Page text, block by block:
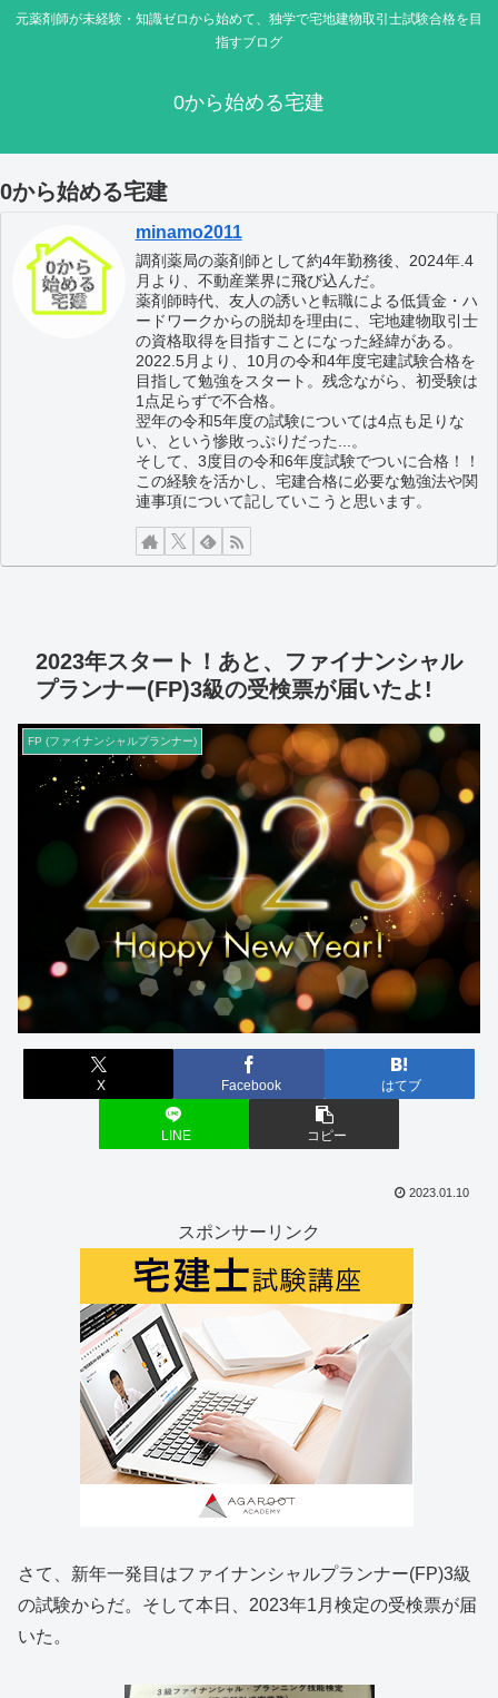
元薬剤師が未経験・知識ゼロから始めて、独学で宅地建物取引士試験合格を目
指すブログ
0から始める宅建
0から始める宅建
minamo2011
調剤薬局の薬剤師として約4年勤務後、2024年.4
月より、不動産業界に飛び込んだ。
薬剤師時代、友人の誘いと転職による低賃金・ハ
ードワークからの脱却を理由に、宅地建物取引士
の資格取得を目指すことになった経緯がある。
2022.5月より、10月の令和4年度宅建試験合格を
目指して勉強をスタート。残念ながら、初受験は
1点足らずで不合格。
翌年の令和5年度の試験については4点も足りな
い、という惨敗っぷりだった...。
そして、3度目の令和6年度試験でついに合格！！
この経験を活かし、宅建合格に必要な勉強法や関
連事項について記していこうと思います。
2023年スタート！あと、ファイナンシャル
プランナー(FP)3級の受検票が届いたよ!
FP (ファイナンシャルプランナー)
X Facebook はてブ
LINE コピー
2023.01.10
スポンサーリンク
さて、新年一発目はファイナンシャルプランナー(FP)3級
の試験からだ。そして本日、2023年1月検定の受検票が届
いた。